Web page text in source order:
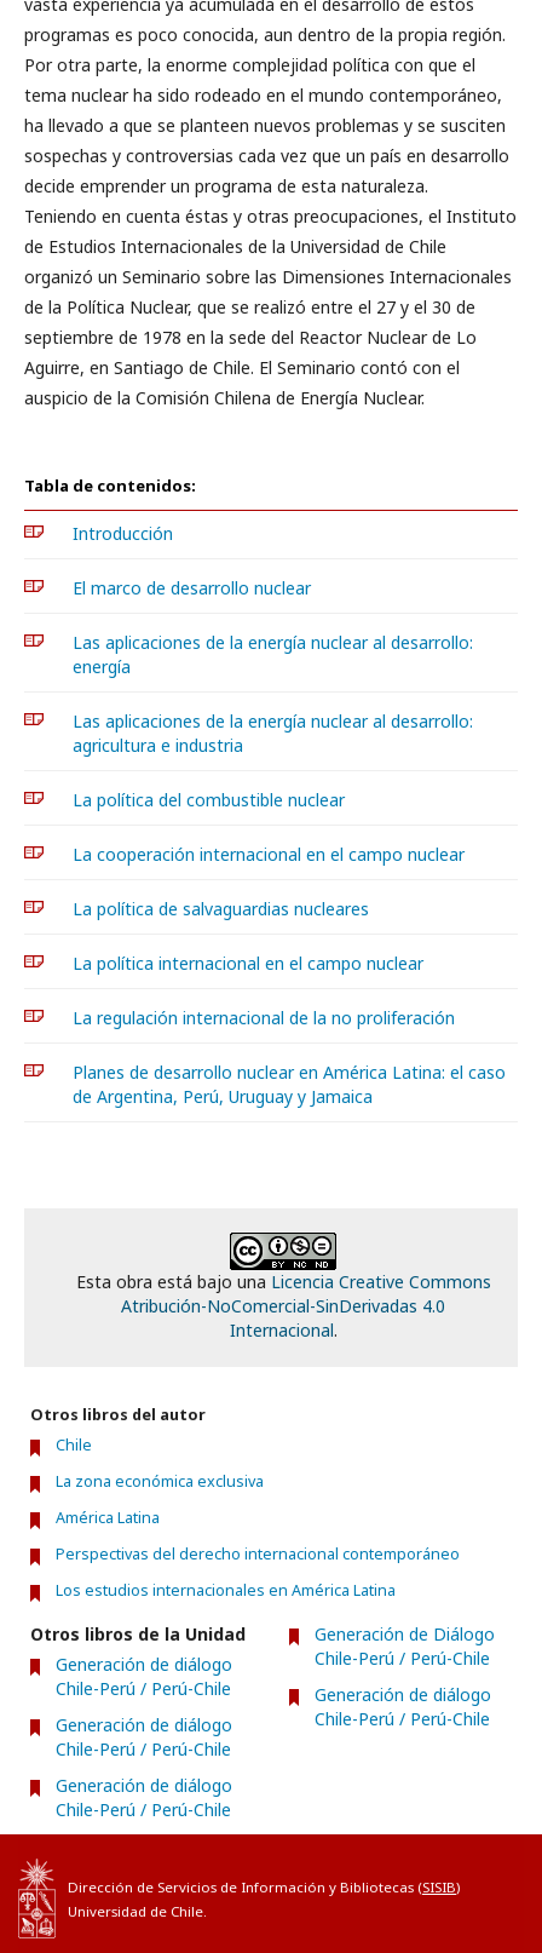
vasta experiencia ya acumulada en el desarrollo de estos
programas es poco conocida, aun dentro de la propia región.
Por otra parte, la enorme complejidad política con que el
tema nuclear ha sido rodeado en el mundo contemporáneo,
ha llevado a que se planteen nuevos problemas y se susciten
sospechas y controversias cada vez que un país en desarrollo
decide emprender un programa de esta naturaleza.
Teniendo en cuenta éstas y otras preocupaciones, el Instituto
de Estudios Internacionales de la Universidad de Chile
organizó un Seminario sobre las Dimensiones Internacionales
de la Política Nuclear, que se realizó entre el 27 y el 30 de
septiembre de 1978 en la sede del Reactor Nuclear de Lo
Aguirre, en Santiago de Chile. El Seminario contó con el
auspicio de la Comisión Chilena de Energía Nuclear.
Tabla de contenidos:
Introducción
El marco de desarrollo nuclear
Las aplicaciones de la energía nuclear al desarrollo:
energía
Las aplicaciones de la energía nuclear al desarrollo:
agricultura e industria
La política del combustible nuclear
La cooperación internacional en el campo nuclear
La política de salvaguardias nucleares
La política internacional en el campo nuclear
La regulación internacional de la no proliferación
Planes de desarrollo nuclear en América Latina: el caso
de Argentina, Perú, Uruguay y Jamaica
Esta obra está bajo una Licencia Creative Commons
Atribución-NoComercial-SinDerivadas 4.0
Internacional.
Otros libros del autor
Chile
La zona económica exclusiva
América Latina
Perspectivas del derecho internacional contemporáneo
Los estudios internacionales en América Latina
Otros libros de la Unidad
Generación de diálogo
Chile-Perú / Perú-Chile
Generación de diálogo
Chile-Perú / Perú-Chile
Generación de diálogo
Chile-Perú / Perú-Chile
Generación de Diálogo
Chile-Perú / Perú-Chile
Generación de diálogo
Chile-Perú / Perú-Chile
Dirección de Servicios de Información y Bibliotecas (SISIB)
Universidad de Chile.